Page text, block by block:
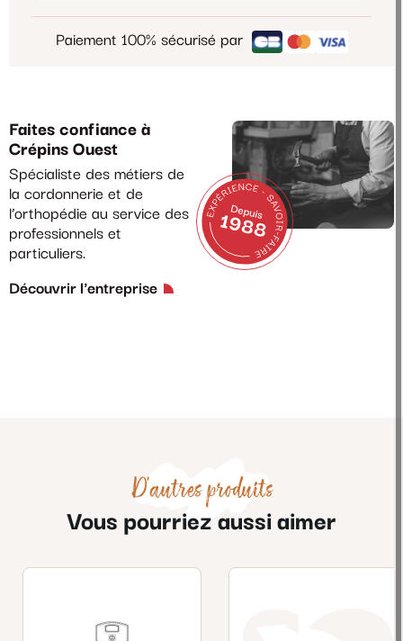
Paiement 100% sécurisé par
Faites confiance à
Crépins Ouest
Spécialiste des métiers de
la cordonnerie et de
l’orthopédie au service des
professionnels et
particuliers.
Découvrir l'entreprise
D'autres produits
Vous pourriez aussi aimer